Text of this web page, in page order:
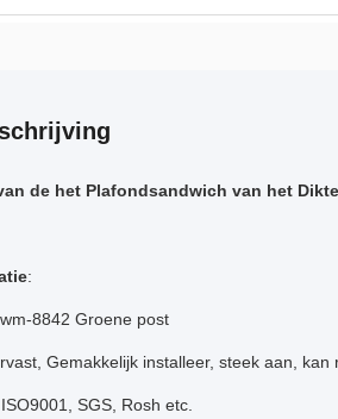
de het Plafondsandwich van het
:
8842 Groene post
Gemakkelijk installeer, steek aan,
SGS, Rosh etc.